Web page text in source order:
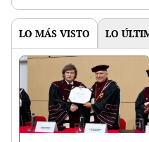
LO MÁS VISTO LO